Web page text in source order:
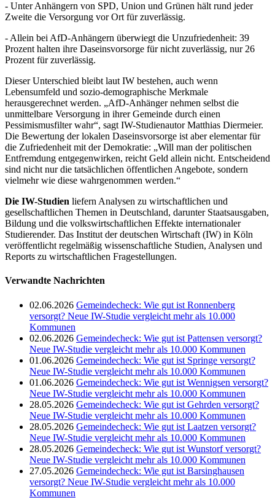
- Unter Anhängern von SPD, Union und Grünen hält rund jeder
Zweite die Versorgung vor Ort für zuverlässig.
- Allein bei AfD-Anhängern überwiegt die Unzufriedenheit: 39
Prozent halten ihre Daseinsvorsorge für nicht zuverlässig, nur 26
Prozent für zuverlässig.
Dieser Unterschied bleibt laut IW bestehen, auch wenn
Lebensumfeld und sozio-demographische Merkmale
herausgerechnet werden. „AfD-Anhänger nehmen selbst die
unmittelbare Versorgung in ihrer Gemeinde durch einen
Pessimismusfilter wahr“, sagt IW-Studienautor Matthias Diermeier.
Die Bewertung der lokalen Daseinsvorsorge ist aber elementar für
die Zufriedenheit mit der Demokratie: „Will man der politischen
Entfremdung entgegenwirken, reicht Geld allein nicht. Entscheidend
sind nicht nur die tatsächlichen öffentlichen Angebote, sondern
vielmehr wie diese wahrgenommen werden.“
Die IW-Studien liefern Analysen zu wirtschaftlichen und
gesellschaftlichen Themen in Deutschland, darunter Staatsausgaben,
Bildung und die volkswirtschaftlichen Effekte internationaler
Studierender. Das Institut der deutschen Wirtschaft (IW) in Köln
veröffentlicht regelmäßig wissenschaftliche Studien, Analysen und
Reports zu wirtschaftlichen Fragestellungen.
Verwandte Nachrichten
02.06.2026 Gemeindecheck: Wie gut ist Ronnenberg
versorgt? Neue IW-Studie vergleicht mehr als 10.000
Kommunen
02.06.2026 Gemeindecheck: Wie gut ist Pattensen versorgt?
Neue IW-Studie vergleicht mehr als 10.000 Kommunen
01.06.2026 Gemeindecheck: Wie gut ist Springe versorgt?
Neue IW-Studie vergleicht mehr als 10.000 Kommunen
01.06.2026 Gemeindecheck: Wie gut ist Wennigsen versorgt?
Neue IW-Studie vergleicht mehr als 10.000 Kommunen
28.05.2026 Gemeindecheck: Wie gut ist Gehrden versorgt?
Neue IW-Studie vergleicht mehr als 10.000 Kommunen
28.05.2026 Gemeindecheck: Wie gut ist Laatzen versorgt?
Neue IW-Studie vergleicht mehr als 10.000 Kommunen
28.05.2026 Gemeindecheck: Wie gut ist Wunstorf versorgt?
Neue IW-Studie vergleicht mehr als 10.000 Kommunen
27.05.2026 Gemeindecheck: Wie gut ist Barsinghausen
versorgt? Neue IW-Studie vergleicht mehr als 10.000
Kommunen